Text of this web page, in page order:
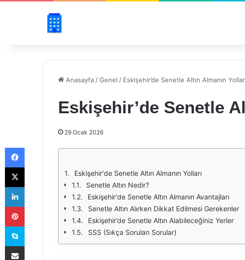
Anasayfa /Genel / Eskişehir’de Senetle Altın Almanın
Eskişehir’de Senetle
29 Ocak 2026
Eskişehir'de Senetle Altın Almanın Yolları
Senetle Altın Nedir?
Eskişehir'de Senetle Altın Almanın Avantajları
Senetle Altın Alırken Dikkat Edilmesi Gerekenler
Eskişehir’de Senetle Altın Alabileceğiniz Yerler
SSS (Sıkça Sorulan Sorular)
Facebook
X
LinkedIn
Pinterest
Skype
E-Posta ile paylaş